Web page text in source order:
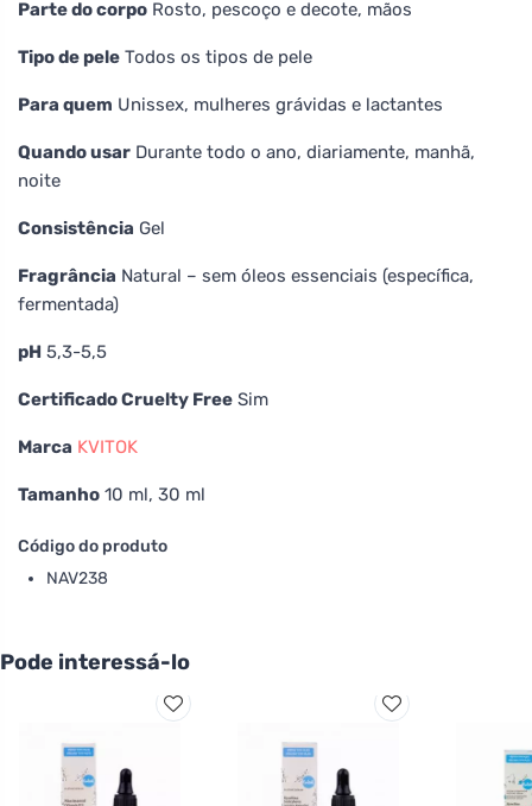
Parte do corpo Rosto, pescoço e decote, mãos
Tipo de pele Todos os tipos de pele
Para quem Unissex, mulheres grávidas e lactantes
Quando usar Durante todo o ano, diariamente, manhã,
noite
Consistência Gel
Fragrância Natural – sem óleos essenciais (específica,
fermentada)
pH 5,3-5,5
Certificado Cruelty Free Sim
Marca KVITOK
Tamanho 10 ml, 30 ml
Código do produto
NAV238
Pode interessá-lo